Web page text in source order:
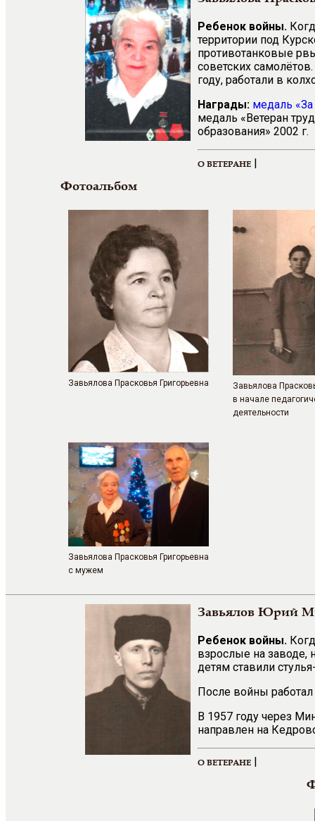
Ребенок войны.
территории под
противотанковые
советских
году, работали в
Награды: медаль
медаль «Ветеран
образования» 2002 г.
О ВЕТЕРАНЕ |
Фотоальбом
Завьялова Прасковья Григорьевна
Завьялова
в начале
деятельности
Завьялова Прасковья Григорьевна
с мужем
Завьялов Юрий
Ребенок войны.
взрослые на заводе,
детям ставили
После войны
В 1957 году через
направлен на
О ВЕТЕРАНЕ |